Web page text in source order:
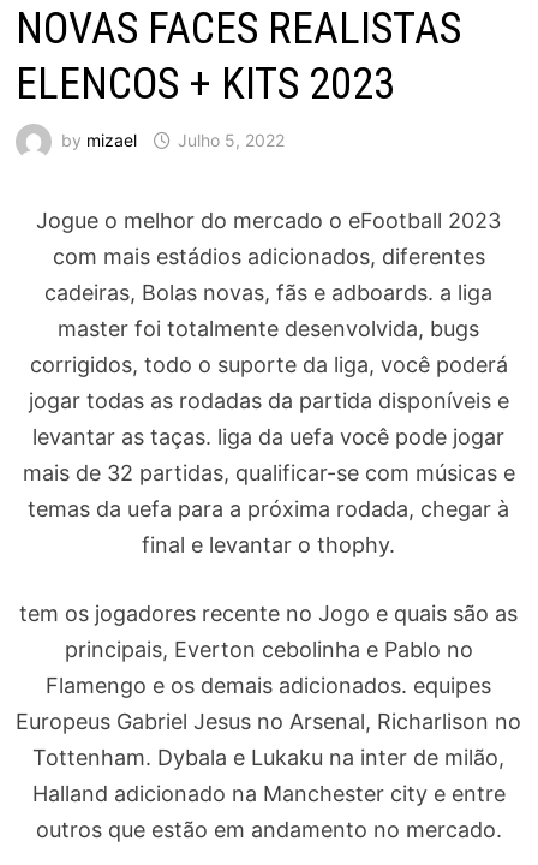
NOVAS FACES REALISTAS
ELENCOS + KITS 2023
by mizael Julho 5, 2022
Jogue o melhor do mercado o eFootball 2023
com mais estádios adicionados, diferentes
cadeiras, Bolas novas, fãs e adboards. a liga
master foi totalmente desenvolvida, bugs
corrigidos, todo o suporte da liga, você poderá
jogar todas as rodadas da partida disponíveis e
levantar as taças. liga da uefa você pode jogar
mais de 32 partidas, qualificar-se com músicas e
temas da uefa para a próxima rodada, chegar à
final e levantar o thophy.
tem os jogadores recente no Jogo e quais são as
principais, Everton cebolinha e Pablo no
Flamengo e os demais adicionados. equipes
Europeus Gabriel Jesus no Arsenal, Richarlison no
Tottenham. Dybala e Lukaku na inter de milão,
Halland adicionado na Manchester city e entre
outros que estão em andamento no mercado.